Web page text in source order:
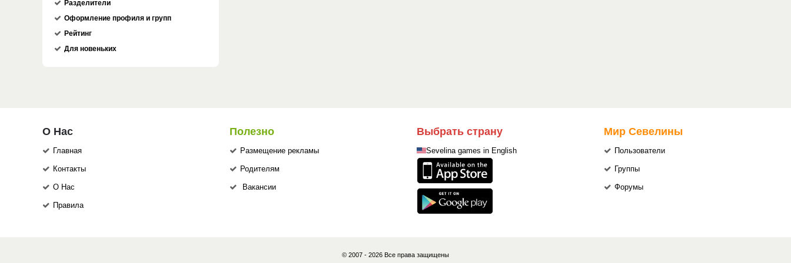
Разделители
Оформление профиля и групп
Рейтинг
Для новеньких
О Нас
Главная
Контакты
О Нас
Правила
Полезно
Размещение рекламы
Родителям
Вакансии
Выбрать страну
Sevelina games in English
Мир Севелины
Пользователи
Группы
Форумы
© 2007 - 2026 Все права защищены